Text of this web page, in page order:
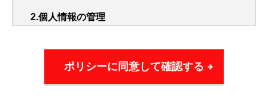
2.個人情報の管理
態に保ち、個人情報へのセキュリティシステム
の維持・管理体制の整備・社員教育の徹底等の
必要な措置を講じ、安全対策を実施し個人情報